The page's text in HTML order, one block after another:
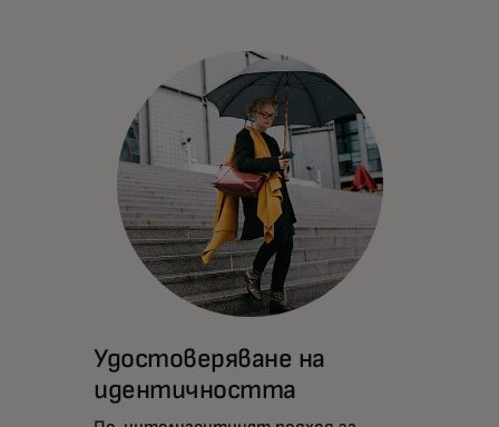
Удостоверяване на
идентичността